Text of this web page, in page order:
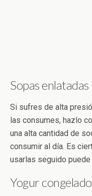
Sopas enlatadas
Si sufres de alta
las consumes, hazlo
una alta cantidad de
consumir al día. Es
usarlas seguido
Yogur congelado